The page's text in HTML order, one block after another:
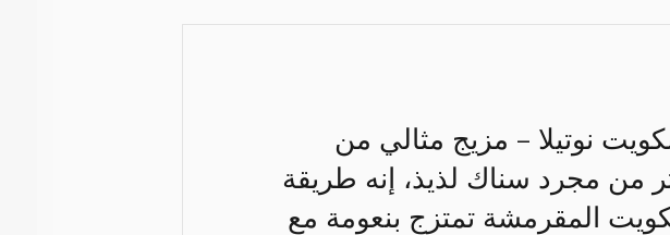
نوتيلا – مزيج مثالي من
من مجرد سناك لذيذ، إنه طريقة
المقرمشة تمتزج بنعومة مع